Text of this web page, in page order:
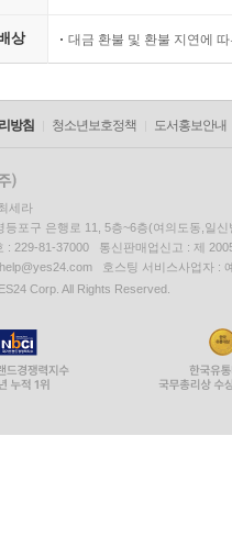
상 대금 환불 및 환불 지연에
방침 청소년보호정책 도서홍보안내
세라
등포구 은행로 11, 5층~6층(여의도동,일신
: 229-81-37000 통신판매업신고 : 제
호스팅 서비스사업자 :
Corp. All Rights Reserved.